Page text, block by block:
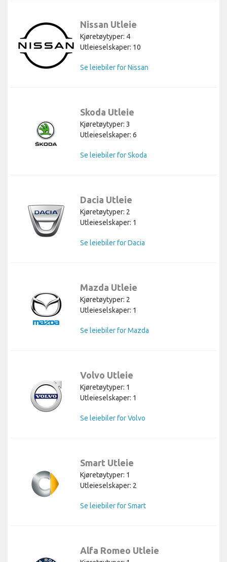
Nissan Utleie
Kjøretøytyper: 4
Utleieselskaper: 10
Se leiebiler for Nissan
Skoda Utleie
Kjøretøytyper: 3
Utleieselskaper: 6
Se leiebiler for Skoda
Dacia Utleie
Kjøretøytyper: 2
Utleieselskaper: 1
Se leiebiler for Dacia
Mazda Utleie
Kjøretøytyper: 2
Utleieselskaper: 1
Se leiebiler for Mazda
Volvo Utleie
Kjøretøytyper: 1
Utleieselskaper: 1
Se leiebiler for Volvo
Smart Utleie
Kjøretøytyper: 1
Utleieselskaper: 2
Se leiebiler for Smart
Alfa Romeo Utleie